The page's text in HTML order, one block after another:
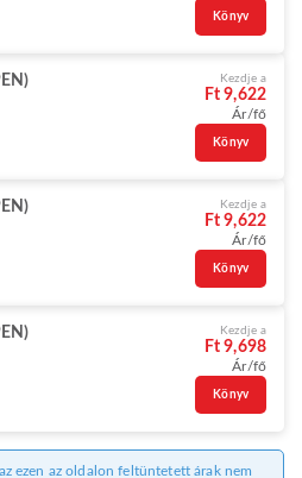
Könyv
Kezdje a
Ft 9,622
Ár/fő
Könyv
Kezdje a
Ft 9,622
Ár/fő
Könyv
Kezdje a
Ft 9,698
Ár/fő
Könyv
ezen az oldalon feltüntetett árak nem